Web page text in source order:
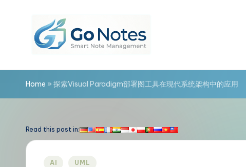
G
o
o
Home » 探索Visual Paradigm部署图工具在现代系统架构中的应用
Read this post in:
Posted
AI UML